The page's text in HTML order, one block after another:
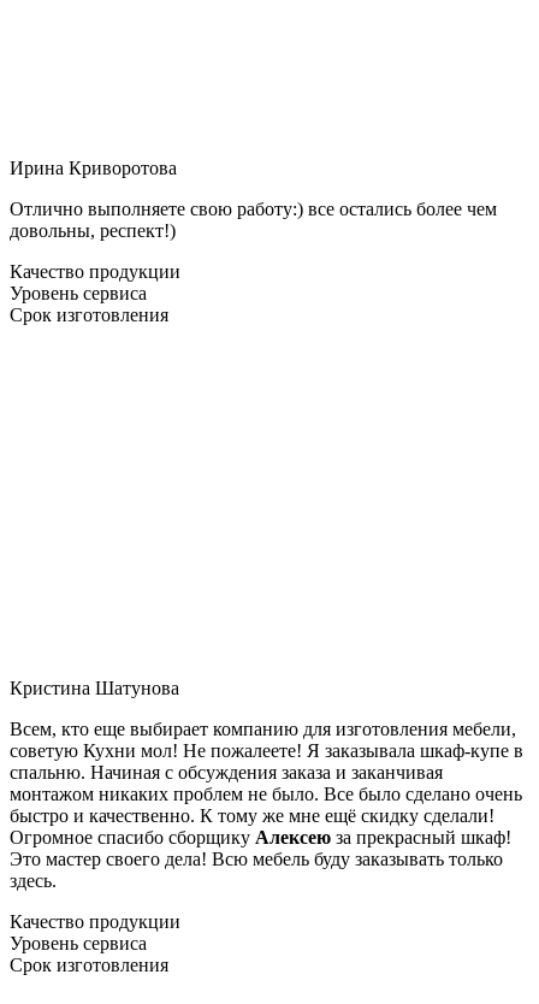
Ирина Криворотова
Отлично выполняете свою работу:) все остались более чем
довольны, респект!)
Качество продукции
Уровень сервиса
Срок изготовления
Кристина Шатунова
Всем, кто еще выбирает компанию для изготовления мебели,
советую Кухни мол! Не пожалеете! Я заказывала шкаф-купе в
спальню. Начиная с обсуждения заказа и заканчивая
монтажом никаких проблем не было. Все было сделано очень
быстро и качественно. К тому же мне ещё скидку сделали!
Огромное спасибо сборщику Алексею за прекрасный шкаф!
Это мастер своего дела! Всю мебель буду заказывать только
здесь.
Качество продукции
Уровень сервиса
Срок изготовления